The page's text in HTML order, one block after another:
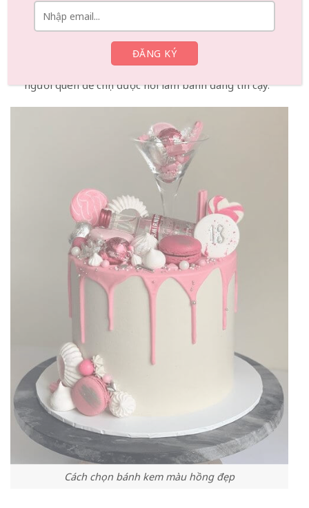
nghiệp. Ngoài ra, thái độ phục vụ tận tình, đúng hẹn
và khả năng tư vấn theo yêu cầu khách hàng cũng là
điểm cộng lớn. Trước khi đặt bánh, bạn nên tham
khảo đánh giá, hình ảnh thực tế hoặc hỏi ý kiến từ
người quen để chọn được nơi làm bánh đáng tin cậy.
Cách chọn bánh kem màu hồng đẹp